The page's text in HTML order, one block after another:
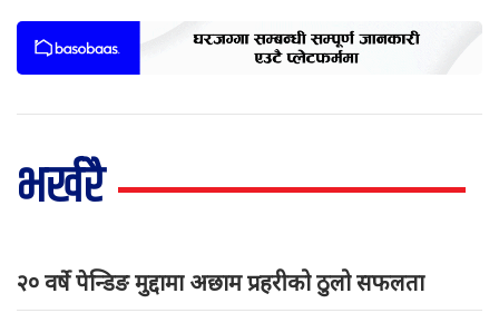
भर्खरै
२० वर्षे पेन्डिङ मुद्दामा अछाम प्रहरीको ठुलो सफलता